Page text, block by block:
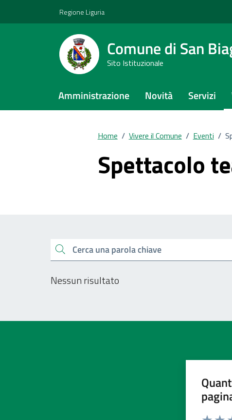
Regione Liguria
Comune di San
Sito Istituzionale
Amministrazione Novità Servizi
Home / Vivere il Comune / Eventi /
Spettacolo
Cerca una parola chiave
Nessun risultato